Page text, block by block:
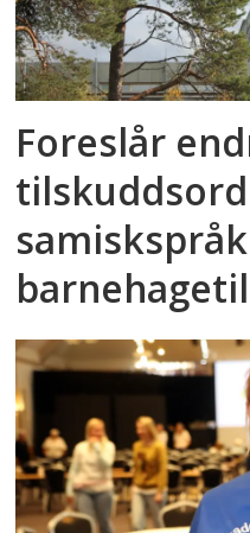
Foreslår